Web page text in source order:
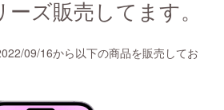
ーズ販売してます。
09/16から以下の商品を販売してお